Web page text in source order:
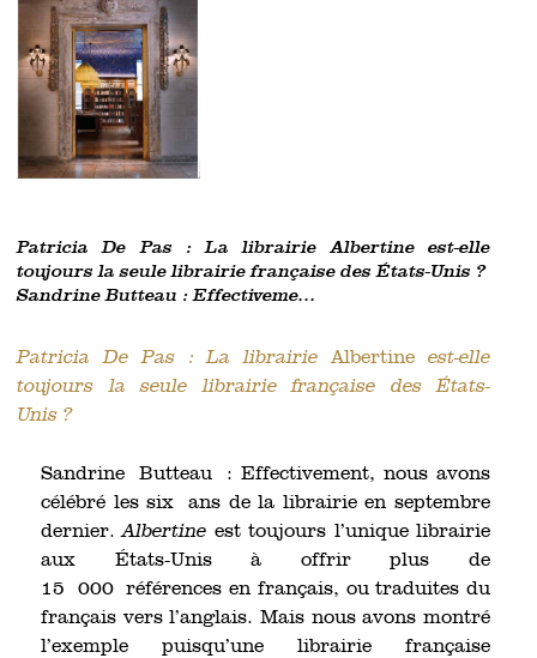
Patricia De Pas : La librairie Albertine est-elle
toujours la seule librairie française des États-Unis ?
Sandrine Butteau : Effectiveme...
Patricia De Pas : La librairieAlbertine est-elle
toujours la seule librairie française des États-
Unis ?
Sandrine Butteau : Effectivement, nous avons
célébré les six ans de la librairie en septembre
dernier.Albertine est toujours l’unique librairie
aux États-Unis à offrir plus de
15 000 références en français, ou traduites du
français vers l’anglais. Mais nous avons montré
l’exemple puisqu’une librairie française